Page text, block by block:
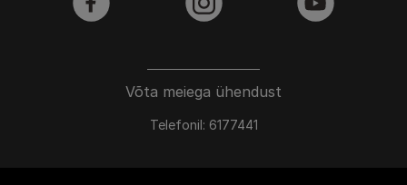
Võta meiega ühendust
Telefonil: 6177441
facebook instagram youtube